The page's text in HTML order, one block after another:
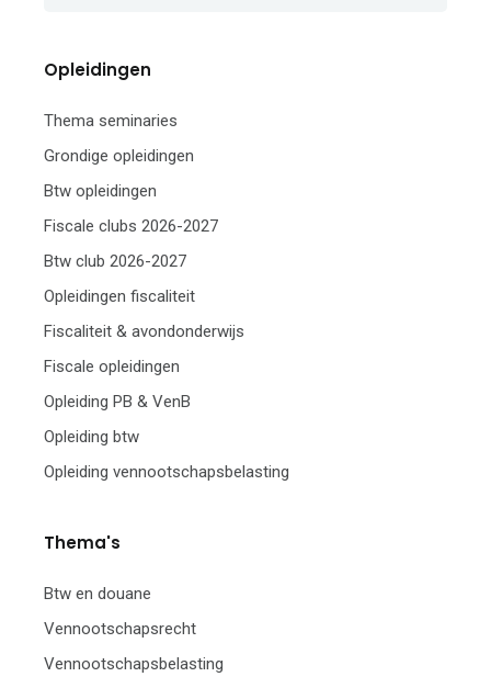
Opleidingen
Thema seminaries
Grondige opleidingen
Btw opleidingen
Fiscale clubs 2026-2027
Btw club 2026-2027
Opleidingen fiscaliteit
Fiscaliteit & avondonderwijs
Fiscale opleidingen
Opleiding PB & VenB
Opleiding btw
Opleiding vennootschapsbelasting
Thema's
Btw en douane
Vennootschapsrecht
Vennootschapsbelasting